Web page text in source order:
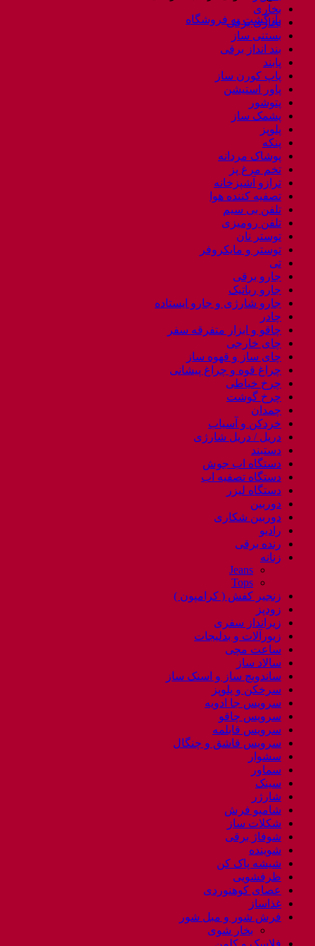
بازگشت به فروشگاه
بخاری
بخاری برقی
بستنی ساز
بند انداز برقی
پابند
پاپ کورن ساز
پاور استیشن
پتوشور
پشمک ساز
پلوپز
پنکه
پوشاک مردانه
تخم مرغ پز
ترازو آشپزخانه
تصفیه کننده هوا
تلفن بی سیم
تلفن رومیزی
توستر نان
توستر و مایکروفر
تی
جارو برقی
جارو رباتیک
جارو شارژی و جارو ایستاده
چادر
چاقو و ابزار متفرقه سفر
چای خارجی
چای ساز و قهوه ساز
چراغ قوه و چراغ پیشانی
چرخ خیاطی
چرخ گوشت
چمدان
خردکن و آسیاب
دریل / دریل شارژی
دستبند
دستگاه اب جوش
دستگاه تصفیه اب
دستگاه لیزر
دوربین
دوربین شکاری
رادیو
رنده برقی
زنانه
Jeans
Tops
زنجیر کفش ( کرامپون )
زودپز
زیرانداز سفری
زیورآلات و بدلیجات
ساعت مچی
سالاد ساز
ساندویچ ساز و اسنک ساز
سرخکن و پلوپز
سرویس جا ادویه
سرویس چاقو
سرویس قابلمه
سرویس قاشق و چنگال
سشوار
سماور
سینک
شارژر
شامپو فرش
شکلات ساز
شوفاژ برقی
شوینده
شیشه پاک کن
ظرفشویی
عصای کوهنوردی
غذاساز
فرش شور و مبل شور
بخار شوی
فلاسک و کلمن